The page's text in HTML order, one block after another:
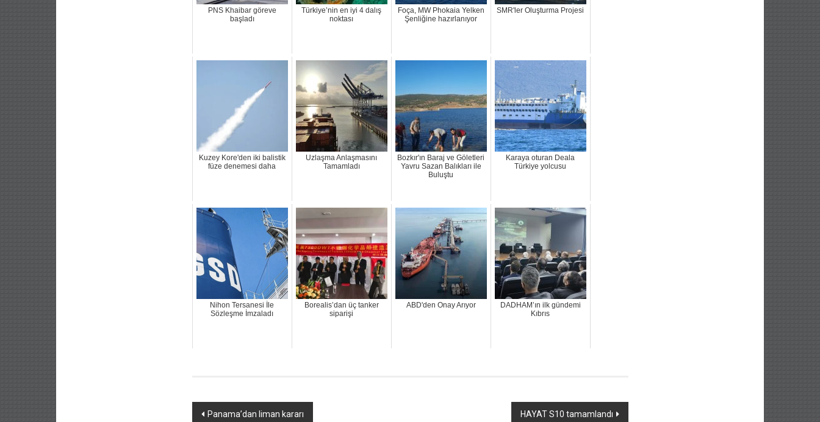
PNS Khaibar göreve
başladı
Türkiye’nin en iyi 4 dalış
noktası
Foça, MW Phokaia Yelken
Şenliğine hazırlanıyor
SMR'ler Oluşturma Projesi
Kuzey Kore'den iki balistik
füze denemesi daha
Uzlaşma Anlaşmasını
Tamamladı
Bozkır'ın Baraj ve Göletleri
Yavru Sazan Balıkları ile
Buluştu
Karaya oturan Deala
Türkiye yolcusu
Nihon Tersanesi İle
Sözleşme İmzaladı
Borealis’dan üç tanker
siparişi
ABD'den Onay Arıyor
DADHAM’ın ilk gündemi
Kıbrıs
Yazı
Panama’dan liman kararı HAYAT S10 tamamlandı